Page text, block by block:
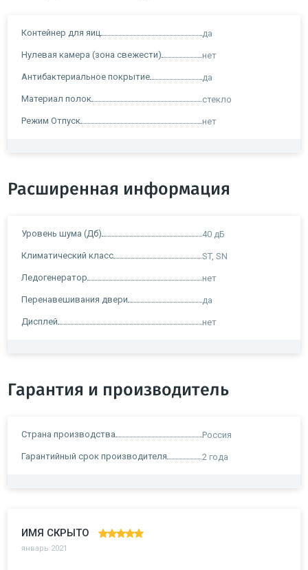
Контейнер для яиц да
Нулевая камера (зона свежести) нет
Антибактериальное покрытие да
Материал полок стекло
Режим Отпуск нет
Расширенная информация
Уровень шума (Дб) 40 дБ
Климатический класс ST, SN
Ледогенератор нет
Перенавешивания двери да
Дисплей нет
Гарантия и производитель
Страна производства Россия
Гарантийный срок производителя 2 года
ИМЯ СКРЫТО
январь 2021